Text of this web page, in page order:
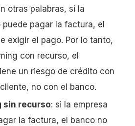
otras palabras, si la
puede pagar la factura, el
exigir el pago. Por lo tanto,
con recurso, el
un riesgo de crédito con
no con el banco.
sin recurso: si la empresa
la factura, el banco no